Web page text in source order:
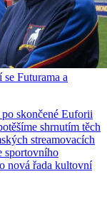
Futurama a
skončené Euforii
shrnutím těch
streamovacích
sportovního
nová řada kultovní